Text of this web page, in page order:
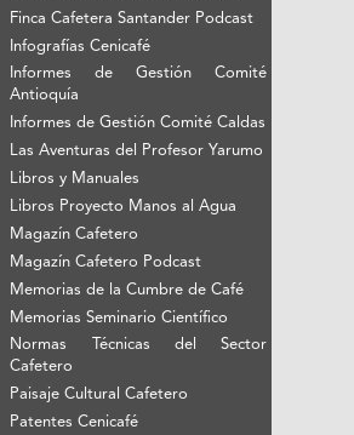
Finca Cafetera Santander Podcast
Infografías Cenicafé
Informes de Gestión Comité
Antioquía
Informes de Gestión Comité Caldas
Las Aventuras del Profesor Yarumo
Libros y Manuales
Libros Proyecto Manos al Agua
Magazín Cafetero
Magazín Cafetero Podcast
Memorias de la Cumbre de Café
Memorias Seminario Científico
Normas Técnicas del Sector
Cafetero
Paisaje Cultural Cafetero
Patentes Cenicafé